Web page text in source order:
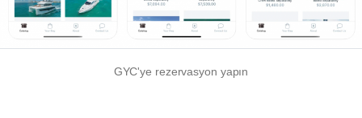
GYC'ye rezervasyon yapın